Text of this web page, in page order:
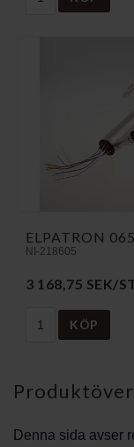
ELPATRON
NI-218605
3 168,75 SEK/
KÖP
Denna sida avser